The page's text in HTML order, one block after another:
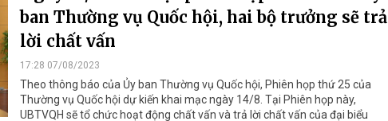
ban Thường vụ Quốc hội, hai bộ trưởng sẽ trả
lời chất vấn
17:28 07/08/2023
Theo thông báo của Ủy ban Thường vụ Quốc hội, Phiên họp thứ 25 của
Thường vụ Quốc hội dự kiến khai mạc ngày 14/8. Tại Phiên họp này,
UBTVQH sẽ tổ chức hoạt động chất vấn và trả lời chất vấn của đại biểu